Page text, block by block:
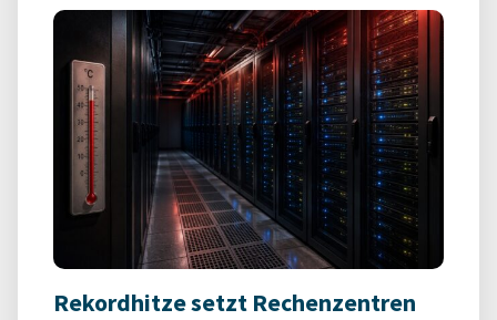
Rekordhitze setzt Rechenzentren